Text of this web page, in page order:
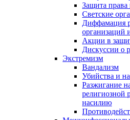
Защита права
Светские
Диффамация
Акции в
Дискуссии о
Экстремизм
Вандализм
Убийства и
Разжигание
религиозной
насилию